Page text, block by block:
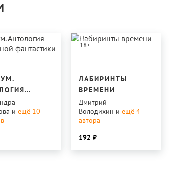
и ещё 10
18+
ЛАБИРИНТЫ
ВРЕМЕНИ
Дмитрий
Володихин и ещё 4
автора
192